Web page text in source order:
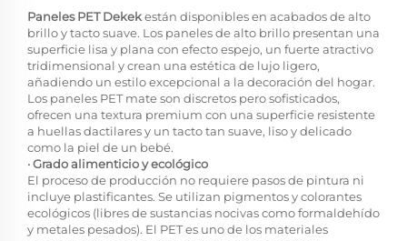
Paneles PET Dekekestán disponibles en acabados de alto
brillo y tacto suave. Los paneles de alto brillo presentan una
superficie lisa y plana con efecto espejo, un fuerte atractivo
tridimensional y crean una estética de lujo ligero,
añadiendo un estilo excepcional a la decoración del hogar.
Los paneles PET mate son discretos pero sofisticados,
ofrecen una textura premium con una superficie resistente
a huellas dactilares y un tacto tan suave, liso y delicado
como la piel de un bebé.
· Grado alimenticio y ecológico
El proceso de producción no requiere pasos de pintura ni
incluye plastificantes. Se utilizan pigmentos y colorantes
ecológicos (libres de sustancias nocivas como formaldehído
y metales pesados). El PET es uno de los materiales